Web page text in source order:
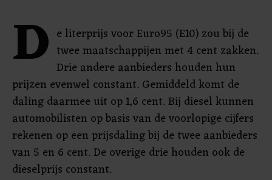
D e literprijs voor Euro95 (E10) zou bij de
twee maatschappijen met 4 cent zakken.
Drie andere aanbieders houden hun
prijzen evenwel constant. Gemiddeld komt de
daling daarmee uit op 1,6 cent. Bij diesel kunnen
automobilisten op basis van de voorlopige cijfers
rekenen op een prijsdaling bij de twee aanbieders
van 5 en 6 cent. De overige drie houden ook de
dieselprijs constant.